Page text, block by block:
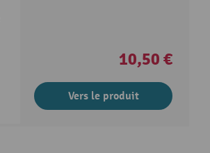
10,50 €
Vers le produit